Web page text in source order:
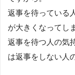
返事を待っている
が大きくなってし
返事を待つ人の気
は返事をしない人